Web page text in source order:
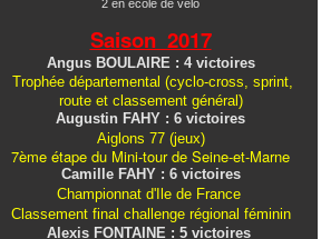
2 en école de vélo
Saison 2017
Angus BOULAIRE : 4 victoires
Trophée départemental (cyclo-cross, sprint,
route et classement général)
Augustin FAHY : 6 victoires
Aiglons 77 (jeux)
7ème étape du Mini-tour de Seine-et-Marne
Camille FAHY : 6 victoires
Championnat d'Ile de France
Classement final challenge régional féminin
Alexis FONTAINE : 5 victoires